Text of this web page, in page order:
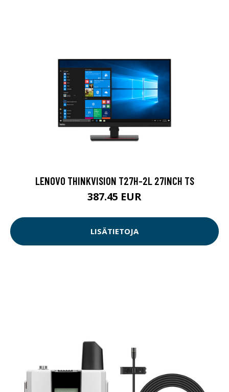
LENOVO THINKVISION T27H-2L 27INCH TS
387.45 EUR
LISÄTIETOJA